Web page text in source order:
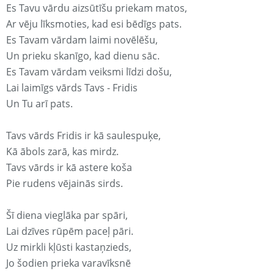
Es Tavu vārdu aizsūtīšu priekam matos,
Ar vēju līksmoties, kad esi bēdīgs pats.
Es Tavam vārdam laimi novēlēšu,
Un prieku skanīgo, kad dienu sāc.
Es Tavam vārdam veiksmi līdzi došu,
Lai laimīgs vārds Tavs - Fridis
Un Tu arī pats.
Tavs vārds Fridis ir kā saulespuķe,
Kā ābols zarā, kas mirdz.
Tavs vārds ir kā astere koša
Pie rudens vējainās sirds.
Šī diena vieglāka par spāri,
Lai dzīves rūpēm paceļ pāri.
Uz mirkli kļūsti kastaņzieds,
Jo šodien prieka varavīksnē